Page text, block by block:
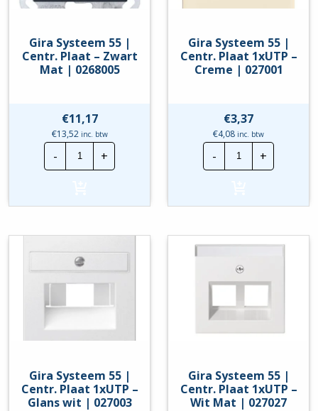
Gira Systeem 55 |
Centr. Plaat – Zwart
Mat | 0268005
€11,17
€13,52 inc. btw
-
Gira
Systeem
55
Plaat
Mat
0268005
hoeveelheid
+
Gira Systeem 55 |
Centr. Plaat 1xUTP –
Creme | 027001
€3,37
€4,08 inc. btw
-
Gira
Systeem
55
Plaat
Creme
|
hoeveelheid
+
Gira Systeem 55 |
Centr. Plaat 1xUTP –
Glans wit | 027003
Gira Systeem 55 |
Centr. Plaat 1xUTP –
Wit Mat | 027027